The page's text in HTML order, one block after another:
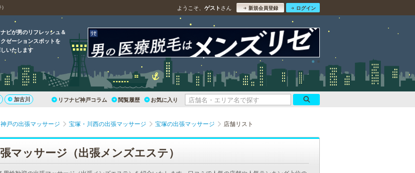
ようこそ、 ゲスト さん 新規会員登録 ログイン
ナビが男のリフレッシュ＆
クゼーションスポットを
いたします
加古川 リフナビ神戸コラム 閲覧履歴 お気に入り
神戸の出張マッサージ 宝塚・川西の出張マッサージ 宝塚の出張マッサージ 店舗リスト
マッサージ（出張メンズエステ）